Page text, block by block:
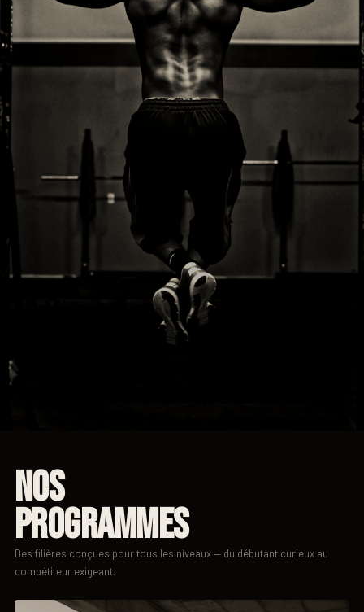
NOS
PROGRAMMES
Des filières conçues pour tous les niveaux — du débutant curieux au
compétiteur exigeant.